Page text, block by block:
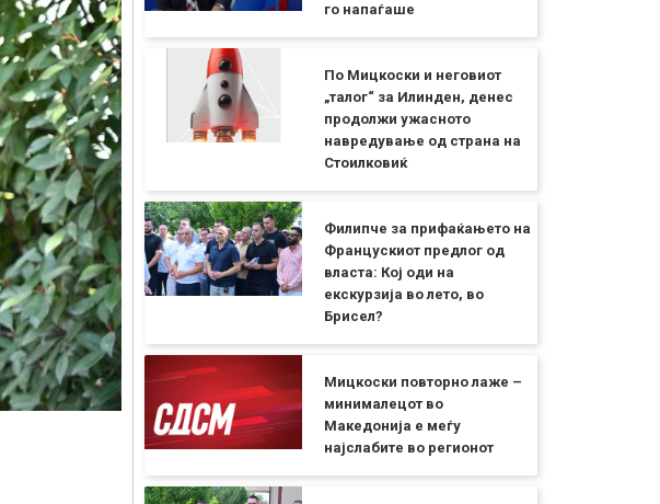
го напаѓаше
По Мицкоски и неговиот
„талог“ за Илинден, денес
продолжи ужасното
навредување од страна на
Стоилковиќ
Филипче за прифаќањето на
Францускиот предлог од
власта: Кој оди на
екскурзија во лето, во
Брисел?
Мицкоски повторно лаже –
минималецот во
Македонија е меѓу
најслабите во регионот